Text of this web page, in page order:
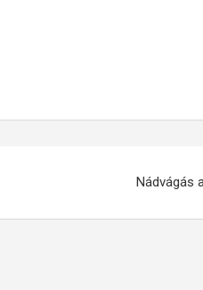
Nádvágás